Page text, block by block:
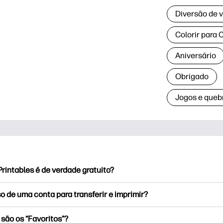
Diversão de
Colorir para
Aniversário
Obrigado
Jogos e
é de verdade gratuito?
Explore páginas para colorir populares, planilhas
de uma conta para transferir e imprimir?
os “Favoritos”?